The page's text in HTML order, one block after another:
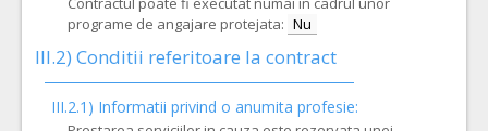
programe de angajare protejata: Nu
III.2) Conditii referitoare la contract
III.2.1) Informatii privind o anumita profesie: